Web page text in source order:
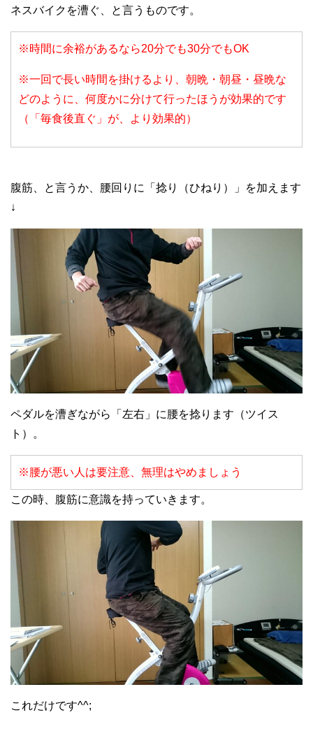
ネスバイクを漕ぐ、と言うものです。
※時間に余裕があるなら20分でも30分でもOK
※一回で長い時間を掛けるより、朝晩・朝昼・昼晩な
どのように、何度かに分けて行ったほうが効果的です
（「毎食後直ぐ」が、より効果的）
腹筋、と言うか、腰回りに「捻り（ひねり）」を加えます
↓
ペダルを漕ぎながら「左右」に腰を捻ります（ツイス
ト）。
※腰が悪い人は要注意、無理はやめましょう
この時、腹筋に意識を持っていきます。
これだけです^^;